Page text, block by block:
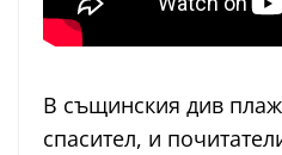
В същинския див
спасител, и